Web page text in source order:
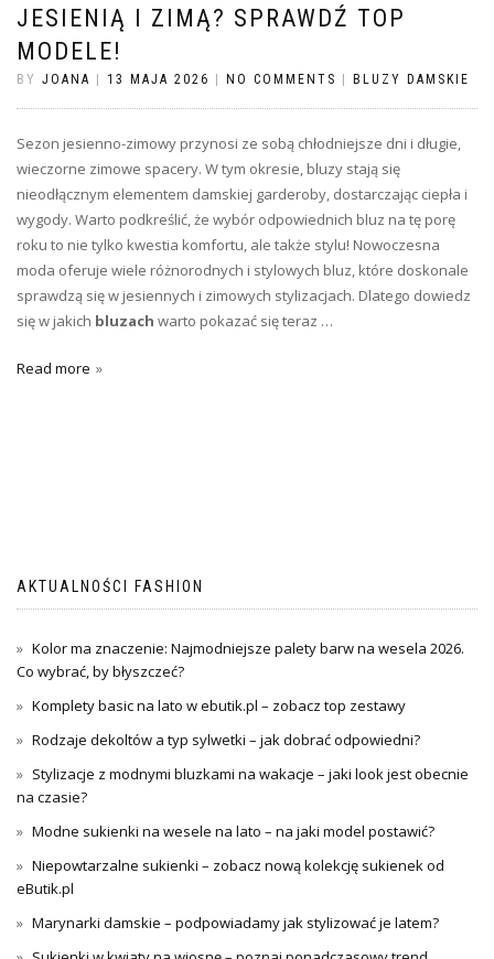
JESIENIĄ I ZIMĄ? SPRAWDŹ TOP
MODELE!
BY JOANA 13 MAJA 2026 NO COMMENTS BLUZY DAMSKIE
Sezon jesienno-zimowy przynosi ze sobą chłodniejsze dni i długie,
wieczorne zimowe spacery. W tym okresie, bluzy stają się
nieodłącznym elementem damskiej garderoby, dostarczając ciepła i
wygody. Warto podkreślić, że wybór odpowiednich bluz na tę porę
roku to nie tylko kwestia komfortu, ale także stylu! Nowoczesna
moda oferuje wiele różnorodnych i stylowych bluz, które doskonale
sprawdzą się w jesiennych i zimowych stylizacjach. Dlatego dowiedz
się w jakich bluzach warto pokazać się teraz …
Read more
AKTUALNOŚCI FASHION
Kolor ma znaczenie: Najmodniejsze palety barw na wesela 2026.
Co wybrać, by błyszczeć?
Komplety basic na lato w ebutik.pl – zobacz top zestawy
Rodzaje dekoltów a typ sylwetki – jak dobrać odpowiedni?
Stylizacje z modnymi bluzkami na wakacje – jaki look jest obecnie
na czasie?
Modne sukienki na wesele na lato – na jaki model postawić?
Niepowtarzalne sukienki – zobacz nową kolekcję sukienek od
eButik.pl
Marynarki damskie – podpowiadamy jak stylizować je latem?